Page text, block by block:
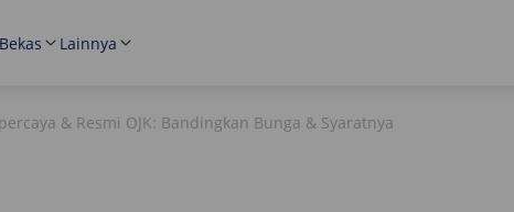
Lainnya
& Resmi OJK: Bandingkan Bunga & Syaratnya